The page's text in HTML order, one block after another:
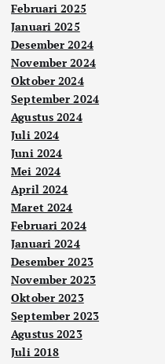
Februari 2025
Januari 2025
Desember 2024
November 2024
Oktober 2024
September 2024
Agustus 2024
Juli 2024
Juni 2024
Mei 2024
April 2024
Maret 2024
Februari 2024
Januari 2024
Desember 2023
November 2023
Oktober 2023
September 2023
Agustus 2023
Juli 2018